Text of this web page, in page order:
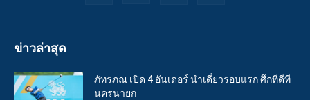
ข่าวล่าสุด
ภัทรภณ เปิด 4 อันเดอร์ นำเดี่ยวรอบแรก ศึกทีดีที
นครนายก